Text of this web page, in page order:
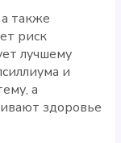
также
риск
лучшему
и
а
здоровье